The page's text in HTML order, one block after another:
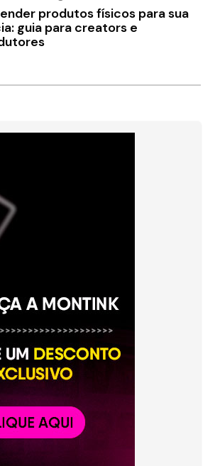
produtos físicos para sua
guia para creators e